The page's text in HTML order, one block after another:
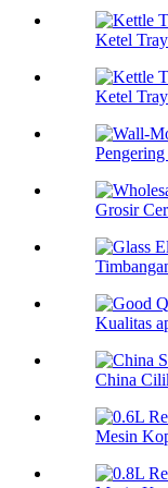
Ketel
Ketel
Grosir
Kualitas
China
Mesin